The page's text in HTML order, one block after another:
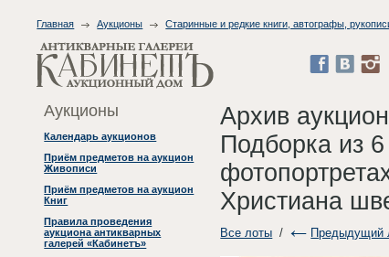
Главная Аукционы Старинные и редкие книги, автографы,
Аукционы
Календарь аукционов
Приём предметов на аукцион
Живописи
Приём предметов на аукцион
Книг
Правила проведения
аукциона антикварных
галерей «Кабинетъ»
Архив
Подборка из
Христиана
Все лоты / Предыдущий